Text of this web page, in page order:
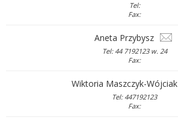
Tel:
Fax:
Aneta Przybysz
Tel: 44 7192123 w. 24
Fax:
Wiktoria Maszczyk-Wójciak
Tel: 447192123
Fax: